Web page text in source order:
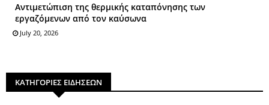
Αντιμετώπιση της θερμικής καταπόνησης των
εργαζόμενων από τον καύσωνα
July 20, 2026
ΚΑΤΗΓΟΡΙΕΣ ΕΙΔΗΣΕΩΝ